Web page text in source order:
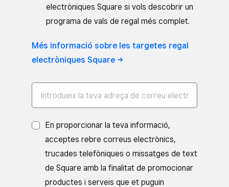
electròniques Square si vols descobrir un
programa de vals de regal més complet.
Més informació sobre les targetes regal
electròniques Square ->
En proporcionar la teva informació,
acceptes rebre correus electrònics,
trucades telefòniques o missatges de text
de Square amb la finalitat de promocionar
productes i serveis que et puguin